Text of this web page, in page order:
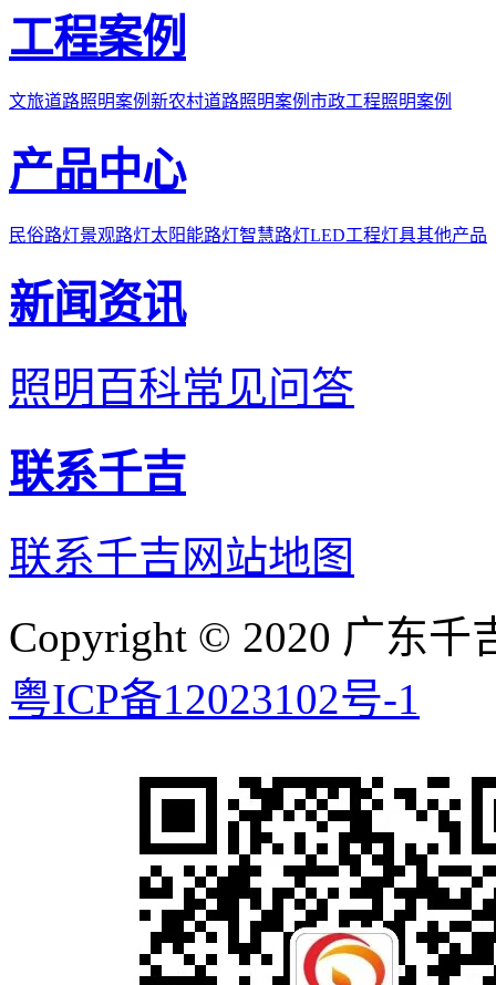
工程案例
文旅道路照明案例 新农村道路照明案例 市政工程照明案例
产品中心
民俗路灯景观路灯太阳能路灯智慧路灯LED工程灯具其他产品
新闻资讯
照明百科常见问答
联系千吉
联系千吉网站地图
Copyright © 2020 广东
粤ICP备12023102号-1